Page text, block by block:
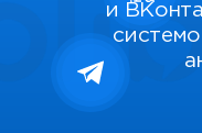
и